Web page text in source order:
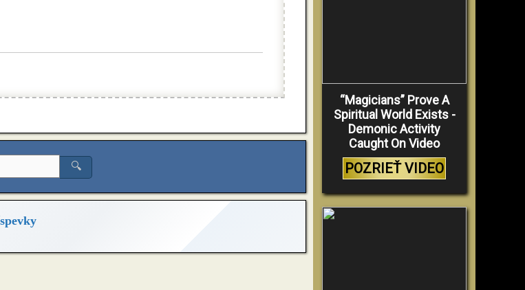
🔍
“Magicians” Prove A
Spiritual World Exists -
Demonic Activity
Caught On Video
POZRIEŤ VIDEO